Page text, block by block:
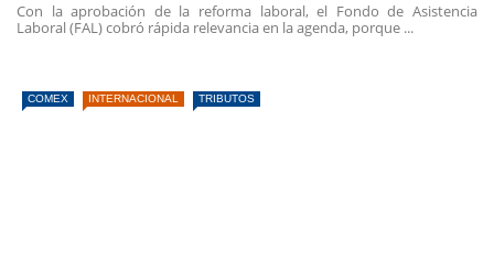
Con la aprobación de la reforma laboral, el Fondo de Asistencia
Laboral (FAL) cobró rápida relevancia en la agenda, porque ...
COMEX INTERNACIONAL TRIBUTOS